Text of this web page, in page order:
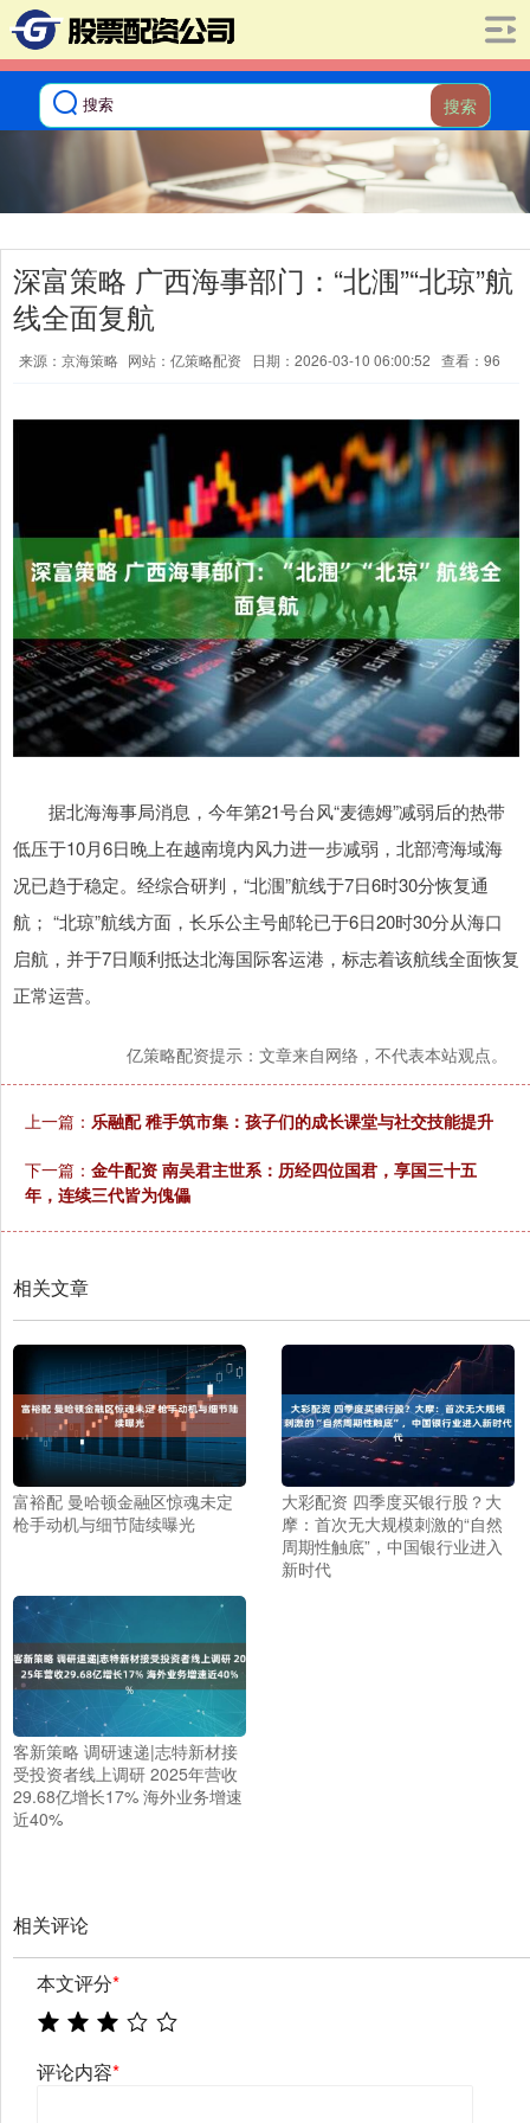
搜索
深富策略 广西海事部门：“北涠”“北琼”航
线全面复航
来源：京海策略 网站：亿策略配资 日期：2026-03-10 06:00:52 查看：96
据北海海事局消息，今年第21号台风“麦德姆”减弱后的热带
低压于10月6日晚上在越南境内风力进一步减弱，北部湾海域海
况已趋于稳定。经综合研判，“北涠”航线于7日6时30分恢复通
航； “北琼”航线方面，长乐公主号邮轮已于6日20时30分从海口
启航，并于7日顺利抵达北海国际客运港，标志着该航线全面恢复
正常运营。
亿策略配资提示：文章来自网络，不代表本站观点。
上一篇： 乐融配 稚手筑市集：孩子们的成长课堂与社交技能提升
下一篇： 金牛配资 南吴君主世系：历经四位国君，享国三十五
年，连续三代皆为傀儡
相关文章
富裕配 曼哈顿金融区惊魂未定
枪手动机与细节陆续曝光
大彩配资 四季度买银行股？大
摩：首次无大规模刺激的“自然
周期性触底”，中国银行业进入
新时代
客新策略 调研速递|志特新材接
受投资者线上调研 2025年营收
29.68亿增长17% 海外业务增速
近40%
相关评论
本文评分*
评论内容*